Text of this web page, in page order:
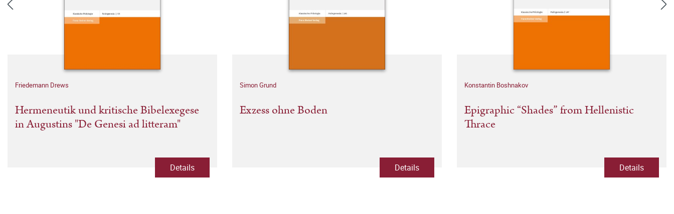
Friedemann Drews
Hermeneutik und kritische Bibelexegese
in Augustins "De Genesi ad litteram"
Details
Simon Grund
Exzess ohne Boden
Details
Konstantin Boshnakov
Epigraphic “Shades” from Hellenistic
Thrace
Details